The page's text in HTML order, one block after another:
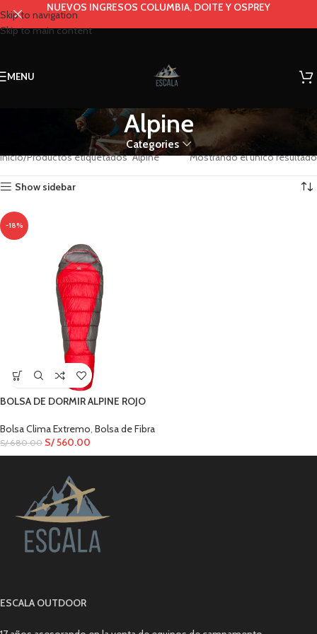
Skip to navigation
Skip to main content
NUEVOS INGRESOS COLUMBIA, DOITE Y OSPREY
MENU
Alpine
Categories
Inicio Productos etiquetados “Alpine” Mostrando el único resultado
Show sidebar
-18%
BOLSA DE DORMIR ALPINE ROJO
Bolsa Clima Extremo, Bolsa de Fibra
S/680.00 S/560.00
ESCALA OUTDOOR